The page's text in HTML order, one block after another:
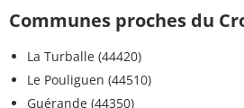
Communes proches du
La Turballe (44420)
Le Pouliguen (44510)
Guérande (44350)